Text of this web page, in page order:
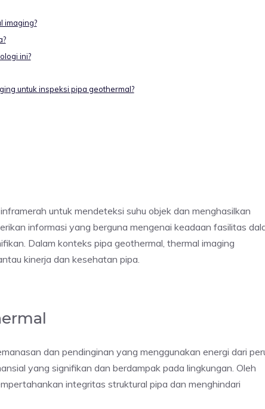
imaging?
ini?
untuk inspeksi pipa geothermal?
untuk mendeteksi suhu objek dan menghasilkan
informasi yang berguna mengenai keadaan fasilitas
Dalam konteks pipa geothermal, thermal imaging
kinerja dan kesehatan pipa.
dan pendinginan yang menggunakan energi dari
yang signifikan dan berdampak pada lingkungan. Oleh
integritas struktural pipa dan menghindari